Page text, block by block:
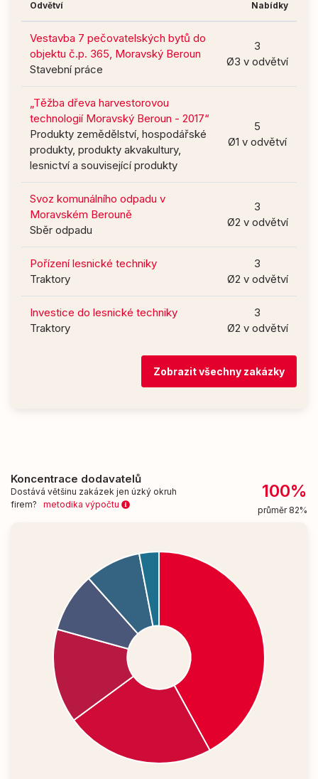
Odvětví Nabídky
Vestavba 7 pečovatelských bytů do
objektu č.p. 365, Moravský Beroun
Stavební práce
3
Ø3 v odvětví
„Těžba dřeva harvestorovou
technologií Moravský Beroun - 2017“
Produkty zemědělství, hospodářské
produkty, produkty akvakultury,
lesnictví a související produkty
5
Ø1 v odvětví
Svoz komunálního odpadu v
Moravském Berouně
Sběr odpadu
3
Ø2 v odvětví
Pořízení lesnické techniky
Traktory
3
Ø2 v odvětví
Investice do lesnické techniky
Traktory
3
Ø2 v odvětví
Zobrazit všechny zakázky
Koncentrace dodavatelů
Dostává většinu zakázek jen úzký okruh
firem? metodika výpočtu
100%
průměr 82%